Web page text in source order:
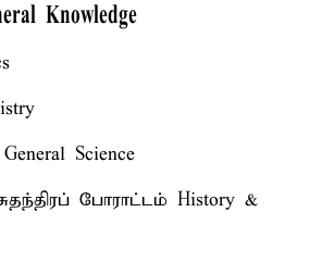
Knowledge
Science
போராட்டம் History &